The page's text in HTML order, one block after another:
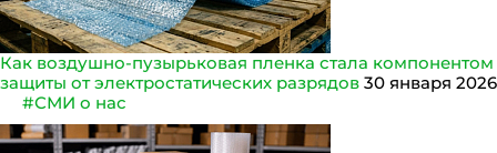
Как воздушно-пузырьковая пленка стала компонентом
защиты от электростатических разрядов 30 января 2026
#СМИ о нас